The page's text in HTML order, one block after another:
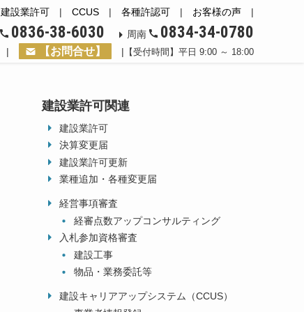
建設業許可 | CCUS | 各種許認可 | お客様の声 |
0836-38-6030 周南 0834-34-0780
| 【お問合せ】 | 【受付時間】平日 9:00 ～ 18:00
建設業許可関連
建設業許可
決算変更届
建設業許可更新
業種追加・各種変更届
経営事項審査
経審点数アップコンサルティング
入札参加資格審査
建設工事
物品・業務委託等
建設キャリアアップシステム（CCUS）